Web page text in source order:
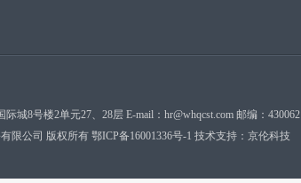
城8号楼2单元27、28层 E-mail：hr@whqcst.com 邮编：430062
限公司 版权所有 鄂ICP备16001336号-1 技术支持： 京伦科技